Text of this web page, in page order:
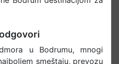
u Bodrumu, mnogi
smeštaju, prevozu